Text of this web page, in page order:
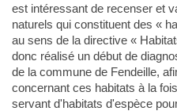
est intéressant de recenser et
naturels qui constituent des «
au sens de la directive «
donc réalisé un début de
de la commune de Fendeille,
concernant ces habitats à la
servant d'habitats d'espèce